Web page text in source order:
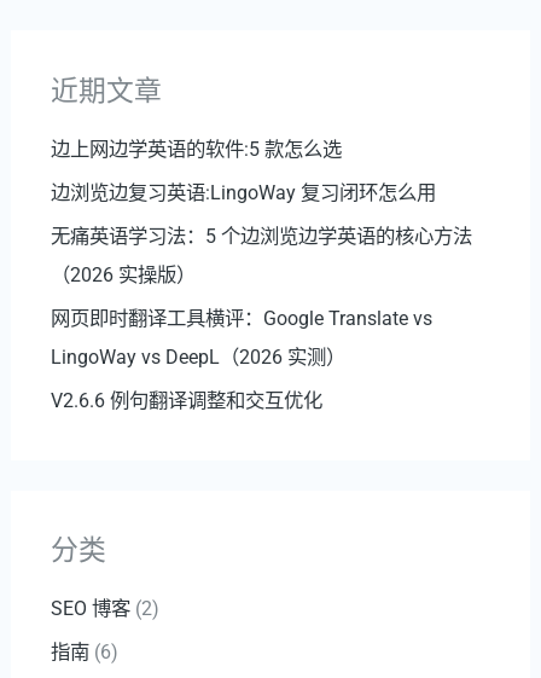
近期文章
边上网边学英语的软件:5 款怎么选
边浏览边复习英语:LingoWay 复习闭环怎么用
无痛英语学习法：5 个边浏览边学英语的核心方法
（2026 实操版）
网页即时翻译工具横评：Google Translate vs
LingoWay vs DeepL（2026 实测）
V2.6.6 例句翻译调整和交互优化
分类
SEO 博客(2)
指南(6)